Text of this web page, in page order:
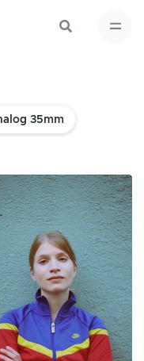
35mm